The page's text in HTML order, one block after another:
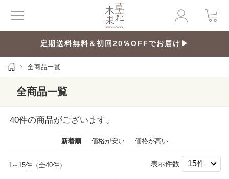
定期送料無料＆初回20％OFFでお届け▶
全商品一覧
全商品一覧
40件の商品がございます。
新着順 価格が安い 価格が高い
1～15件（全40件） 表示件数